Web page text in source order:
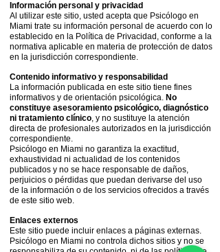
Información personal y privacidad
Al utilizar este sitio, usted acepta que Psicólogo en
Miami trate su información personal de acuerdo con lo
establecido en la Política de Privacidad, conforme a la
normativa aplicable en materia de protección de datos
en la jurisdicción correspondiente.
Contenido informativo y responsabilidad
La información publicada en este sitio tiene fines
informativos y de orientación psicológica. No
constituye asesoramiento psicológico, diagnóstico
ni tratamiento clínico, y no sustituye la atención
directa de profesionales autorizados en la jurisdicción
correspondiente.
Psicólogo en Miami no garantiza la exactitud,
exhaustividad ni actualidad de los contenidos
publicados y no se hace responsable de daños,
perjuicios o pérdidas que puedan derivarse del uso
de la información o de los servicios ofrecidos a través
de este sitio web.
Enlaces externos
Este sitio puede incluir enlaces a páginas externas.
Psicólogo en Miami no controla dichos sitios y no se